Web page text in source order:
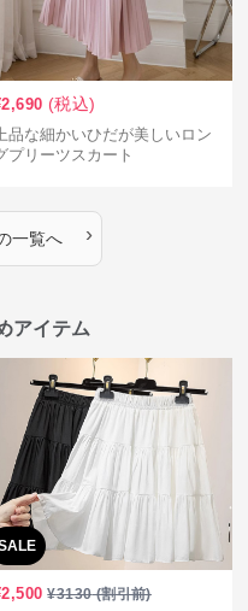
2,690 (税込)
品な細かいひだが美しいロン
プリーツスカート
一覧へ ›
アイテム
2,500 ¥3130(割引前)